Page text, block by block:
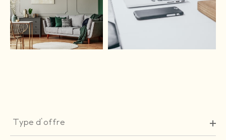
d'offre
Type d'offre